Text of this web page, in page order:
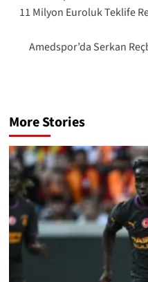
11 Milyon Euroluk Teklife
Amedspor’da Serkan
More Stories